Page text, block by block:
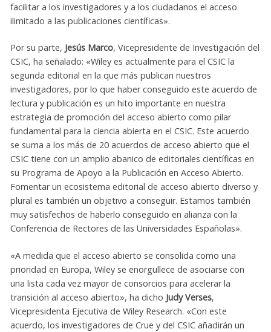
facilitar a los investigadores y a los ciudadanos el acceso
ilimitado a las publicaciones científicas».
Por su parte, Jesús Marco, Vicepresidente de Investigación del
CSIC, ha señalado: «Wiley es actualmente para el CSIC la
segunda editorial en la que más publican nuestros
investigadores, por lo que haber conseguido este acuerdo de
lectura y publicación es un hito importante en nuestra
estrategia de promoción del acceso abierto como pilar
fundamental para la ciencia abierta en el CSIC. Este acuerdo
se suma a los más de 20 acuerdos de acceso abierto que el
CSIC tiene con un amplio abanico de editoriales científicas en
su Programa de Apoyo a la Publicación en Acceso Abierto.
Fomentar un ecosistema editorial de acceso abierto diverso y
plural es también un objetivo a conseguir. Estamos también
muy satisfechos de haberlo conseguido en alianza con la
Conferencia de Rectores de las Universidades Españolas».
«A medida que el acceso abierto se consolida como una
prioridad en Europa, Wiley se enorgullece de asociarse con
una lista cada vez mayor de consorcios para acelerar la
transición al acceso abierto», ha dicho Judy Verses,
Vicepresidenta Ejecutiva de Wiley Research. «Con este
acuerdo, los investigadores de Crue y del CSIC añadirán un